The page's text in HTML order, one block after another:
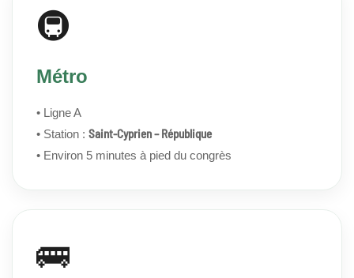
🚇
Métro
• Ligne A
• Station : Saint-Cyprien – République
• Environ 5 minutes à pied du congrès
🚌